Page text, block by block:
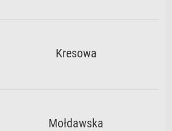
Kresowa
Mołdawska